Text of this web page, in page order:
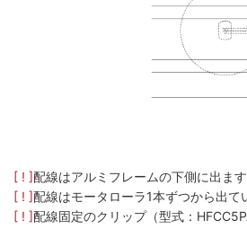
[ ! ]配線はアルミフレームの下側に出ます
[ ! ]配線はモータローラ1本ずつから出
[ ! ]配線固定のクリップ（型式：